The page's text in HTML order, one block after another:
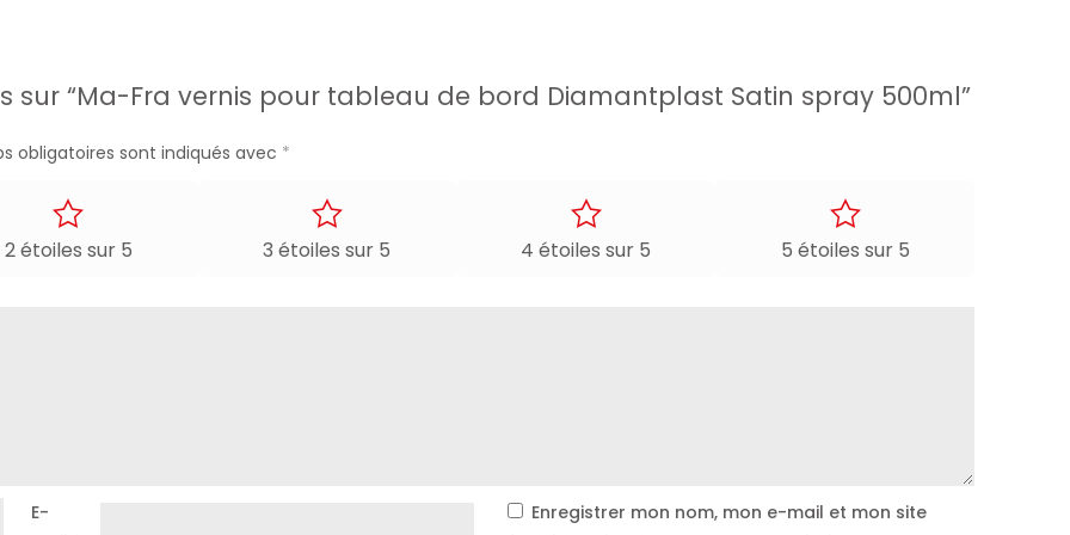
DE BORD MA-FRA DIAMANTPLAST SATIN ?
sur “Ma-Fra vernis pour tableau de bord Diamantplast Satin spray 500ml”
obligatoires sont indiqués avec *
2 étoiles sur 5 3 étoiles sur 5 4 étoiles sur 5 5 étoiles sur 5
E-
Enregistrer mon nom, mon e-mail et mon site